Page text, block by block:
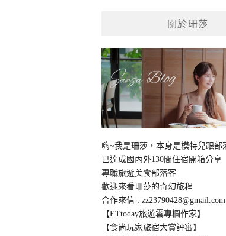
關於珊莎
嗨~我是珊莎，本身是模特兒跟部
已達成國內外130間住宿開箱分享
專職旅遊美食部落客
歡迎來看珊莎的奇幻旅程
合作來信 :zz23790428@gmail.com
【ETtoday旅遊雲專欄作家】
【食尚玩家旅宿大賞評審】